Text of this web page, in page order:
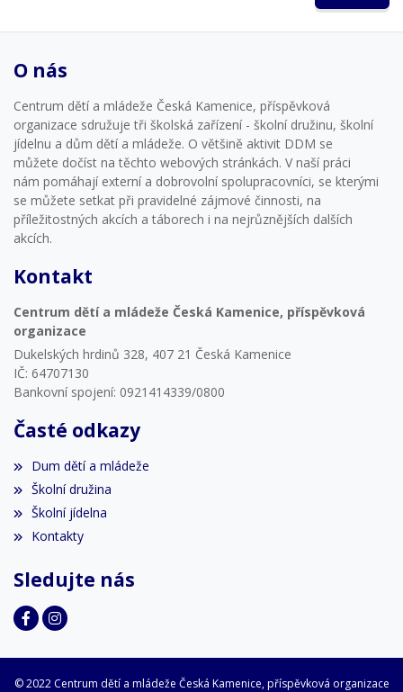
O nás
Centrum dětí a mládeže Česká Kamenice, příspěvková
organizace sdružuje tři školská zařízení - školní družinu, školní
jídelnu a dům dětí a mládeže. O většině aktivit DDM se
můžete dočíst na těchto webových stránkách. V naší práci
nám pomáhají externí a dobrovolní spolupracovníci, se kterými
se můžete setkat při pravidelné zájmové činnosti, na
příležitostných akcích a táborech i na nejrůznějších dalších
akcích.
Kontakt
Centrum dětí a mládeže Česká Kamenice, příspěvková
organizace
Dukelských hrdinů 328, 407 21 Česká Kamenice
IČ: 64707130
Bankovní spojení: 0921414339/0800
Časté odkazy
Dum dětí a mládeže
Školní družina
Školní jídelna
Kontakty
Sledujte nás
© 2022 Centrum dětí a mládeže Česká Kamenice, příspěvková organizace